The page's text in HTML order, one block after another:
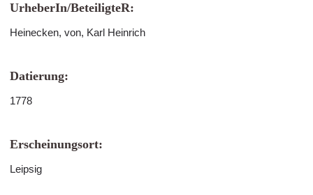
UrheberIn/BeteiligteR:
Heinecken, von, Karl Heinrich
Datierung:
1778
Erscheinungsort:
Leipsig